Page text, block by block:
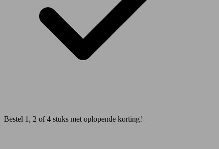
Bestel 1, 2 of 4 stuks met oplopende korting!